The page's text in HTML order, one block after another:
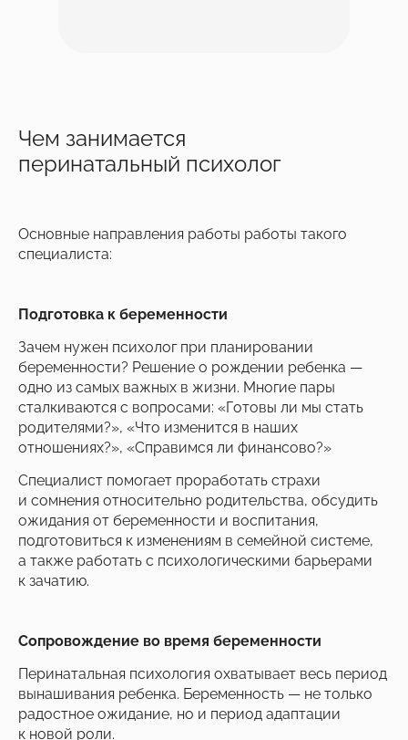
Чем занимается
перинатальный психолог
Основные направления работы работы такого
специалиста:
Подготовка к беременности
Зачем нужен психолог при планировании
беременности? Решение о рождении ребенка —
одно из самых важных в жизни. Многие пары
сталкиваются с вопросами: «Готовы ли мы стать
родителями?», «Что изменится в наших
отношениях?», «Справимся ли финансово?»
Специалист помогает проработать страхи
и сомнения относительно родительства, обсудить
ожидания от беременности и воспитания,
подготовиться к изменениям в семейной системе,
а также работать с психологическими барьерами
к зачатию.
Сопровождение во время беременности
Перинатальная психология охватывает весь период
вынашивания ребенка. Беременность — не только
радостное ожидание, но и период адаптации
к новой роли.